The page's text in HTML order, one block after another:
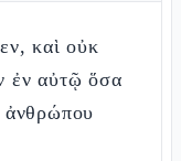
καὶ οὐκ
ἐν αὐτῷ ὅσα
ἀνθρώπου